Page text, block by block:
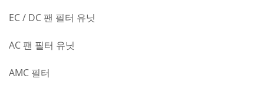
EC / DC 팬 필터 유닛
AC 팬 필터 유닛
AMC 필터